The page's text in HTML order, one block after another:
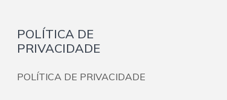
POLÍTICA DE
PRIVACIDADE
POLÍTICA DE PRIVACIDADE